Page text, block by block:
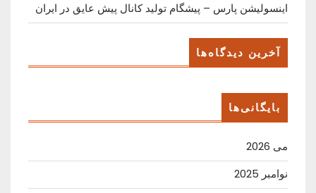
اینسولیشن پارس – پیشگام تولید کانال پیش عایق در ایران
آخرین دیدگاه‌ها
بایگانی‌ها
می 2026
نوامبر 2025